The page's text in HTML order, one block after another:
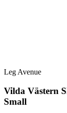
Leg Avenue
Vilda Västern
Small